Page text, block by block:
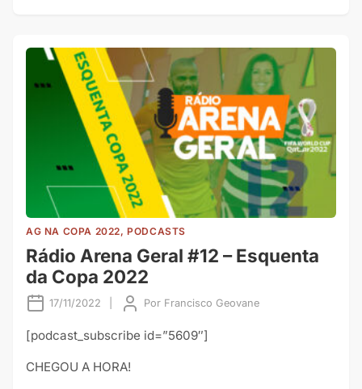
AG NA COPA 2022, PODCASTS
Rádio Arena Geral #12 – Esquenta
da Copa 2022
17/11/2022 Por Francisco Geovane
[podcast_subscribe id=”5609″]
CHEGOU A HORA!